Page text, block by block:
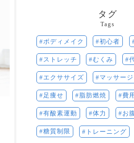
タグ
Tags
ボディメイク 初心者
ストレッチ むくみ
エクササイズ マッサージ
足痩せ 脂肪燃焼 費用
有酸素運動 体力 お
糖質制限 トレーニング